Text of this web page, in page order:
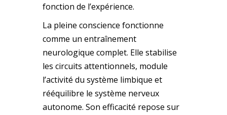
fonction de l’expérience.
La pleine conscience fonctionne
comme un entraînement
neurologique complet. Elle stabilise
les circuits attentionnels, module
l’activité du système limbique et
rééquilibre le système nerveux
autonome. Son efficacité repose sur